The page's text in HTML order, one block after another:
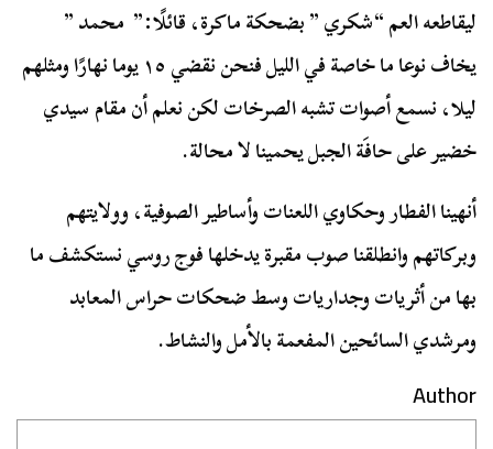
ليقاطعه العم “شكري ” بضحكة ماكرة، قائلًا:” محمد ”
يخاف نوعا ما خاصة في الليل فنحن نقضي ١٥ يوما نهارًا ومثلهم
ليلا، نسمع أصوات تشبه الصرخات لكن نعلم أن مقام سيدي
خضير على حافَة الجبل يحمينا لا محالة.
أنهينا الفطار وحكاوي اللعنات وأساطير الصوفية، وولايتهم
وبركاتهم وانطلقنا صوب مقبرة يدخلها فوج روسي نستكشف ما
بها من أثريات وجداريات وسط ضحكات حراس المعابد
ومرشدي السائحين المفعمة بالأمل والنشاط.
Author